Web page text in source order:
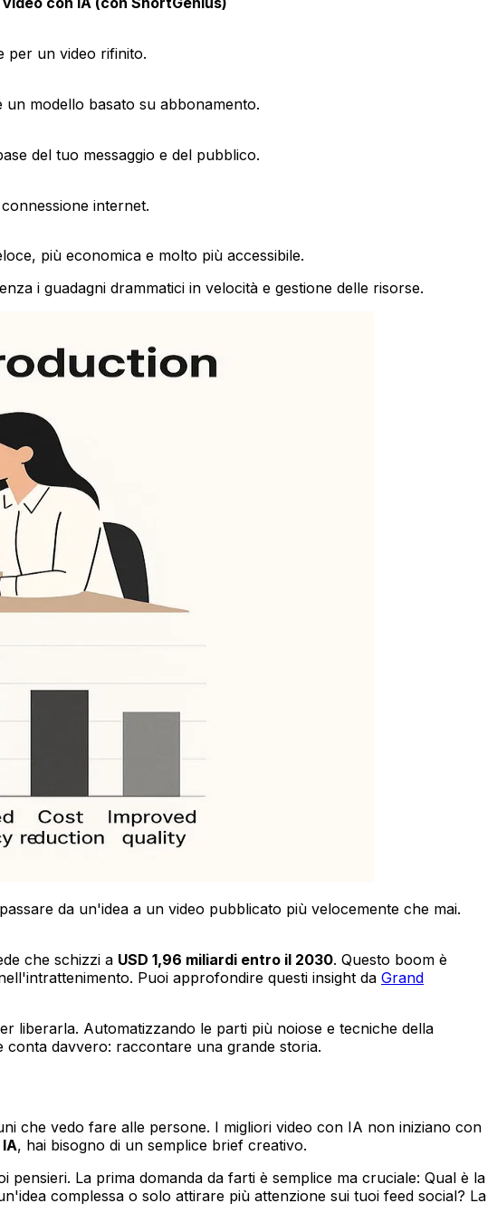
per un video rifinito.
un modello basato su abbonamento.
del tuo messaggio e del pubblico.
internet.
più economica e molto più accessibile.
i guadagni drammatici in velocità e gestione delle risorse.
da un'idea a un video pubblicato più velocemente che mai.
che schizzi a USD 1,96 miliardi entro il 2030. Questo boom è
Puoi approfondire questi insight da Grand
liberarla. Automatizzando le parti più noiose e tecniche della
davvero: raccontare una grande storia.
che vedo fare alle persone. I migliori video con IA non iniziano con
, hai bisogno di un semplice brief creativo.
La prima domanda da farti è semplice ma cruciale: Qual è la
complessa o solo attirare più attenzione sui tuoi feed social? La